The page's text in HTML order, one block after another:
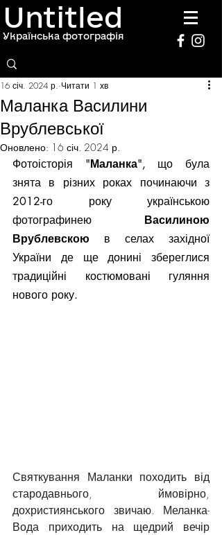
Untitled
Українська фотографія
Маланка Василини
Врублевської
16 січ. 2024 р. Читати 1 хв
Оновлено: 16 січ. 2024 р.
Фотоісторія "Маланка", що була
знята в різних роках починаючи з
2012-го року українською
фотографинею Василиною
Врублевскою в селах західної
України де ще донині збереглися
традиційні костюмовані гуляння
нового року.
Святкування Маланки походить від
стародавнього, ймовірно,
дохристиянського звичаю. Меланка-
Вода приходить на щедрий вечір